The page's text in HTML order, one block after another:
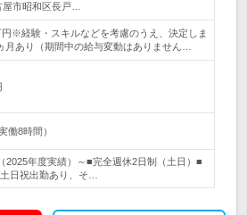
市昭和区長戸…
円※経験・スキルなどを考慮のうえ、決定しま
あり（期間中の給与変動はありません…
働8時間）
2025年度実績）～■完全週休2日制（土日）■
日祝出勤あり、そ…